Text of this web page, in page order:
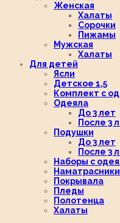
Женская
Халаты
Сорочки
Пижамы
Мужская
Халаты
Для детей
Ясли
Детское 1,5
Комплект с
Одеяла
До 3 лет
После 3
Подушки
До 3 лет
После 3
Наборы с
Наматрасники
Покрывала
Пледы
Полотенца
Халаты